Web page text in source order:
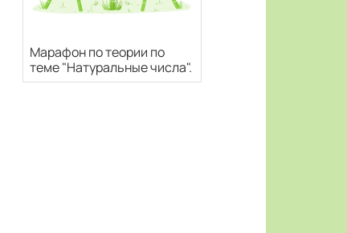
Марафон по теории по
теме "Натуральные числа".